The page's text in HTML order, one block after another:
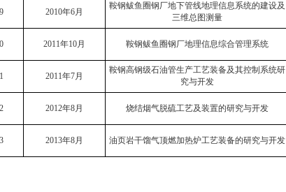
2010年6月
鞍钢鲅鱼圈钢厂地下管线地理信息系统的建设及
三维总图测量
2011年10月 鞍钢鲅鱼圈钢厂地理信息综合管理系统
2011年7月
鞍钢高钢级石油管生产工艺装备及其控制系统研
究与开发
2012年8月 烧结烟气脱硫工艺及装置的研究与开发
2013年8月 油页岩干馏气顶燃加热炉工艺装备的研究与开发